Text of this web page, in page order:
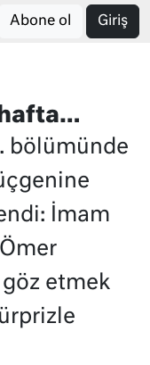
Abone ol Giriş
bölümünde
İmam
etmek